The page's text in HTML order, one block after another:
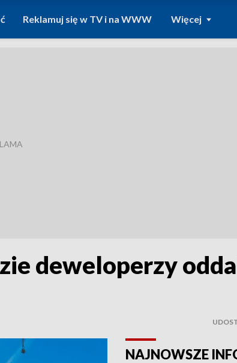
Reklamuj się w TV i na WWW Więcej
deweloperzy
NAJNOWSZE